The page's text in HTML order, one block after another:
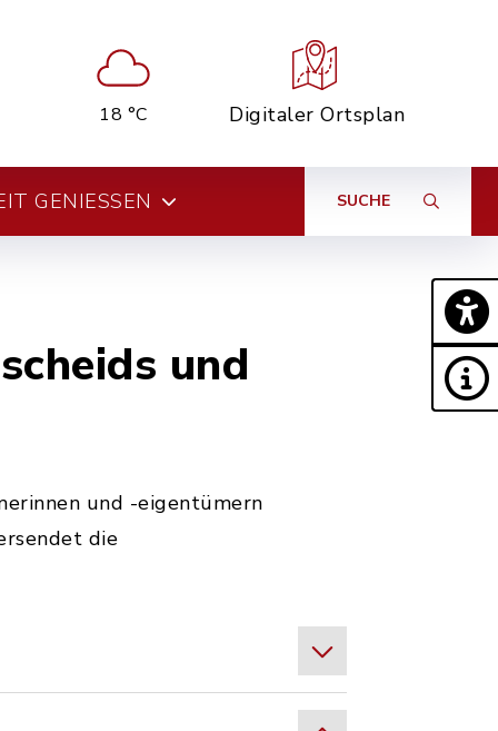
18 °C Digitaler Ortsplan
GENIESSEN SUCHE
und
und -eigentümern
die